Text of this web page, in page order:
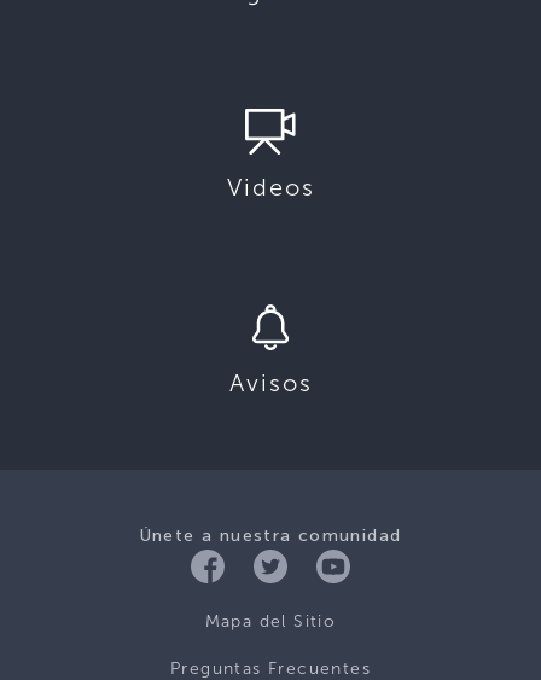
Videos
Avisos
Únete a nuestra comunidad
Mapa del Sitio
Preguntas Frecuentes